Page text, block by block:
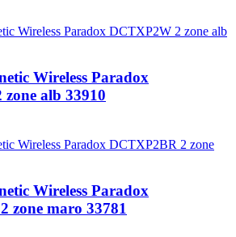
Wireless Paradox
alb 33910
Wireless Paradox
zone maro 33781